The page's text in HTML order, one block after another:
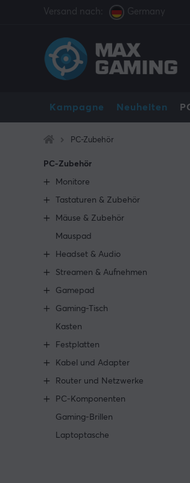
Versand nach: Germany
Kampagne Neuheiten
PC-Zubehör
PC-Zubehör
Monitore
Tastaturen & Zubehör
Mäuse & Zubehör
Mauspad
Headset & Audio
Streamen & Aufnehmen
Gamepad
Gaming-Tisch
Kasten
Festplatten
Kabel und Adapter
Router und Netzwerke
PC-Komponenten
Gaming-Brillen
Laptoptasche